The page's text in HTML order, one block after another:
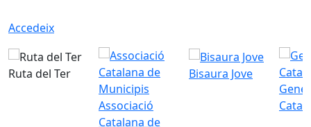
Accedeix
Ruta del Ter
Associació
Catalana de
Bisaura Jove